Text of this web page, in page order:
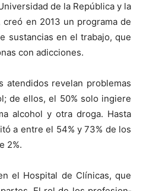
de la Repúbli­ca y la
en 2013 un pro­gra­ma de
sus­tan­cias en el tra­ba­jo, que
con adic­ciones.
aten­di­dos rev­e­lan prob­le­mas
de ellos, el 50% solo ingiere
alco­hol y otra dro­ga. Has­ta
a entre el 54% y 73% de los
2%.
el Hos­pi­tal de Clíni­cas, que